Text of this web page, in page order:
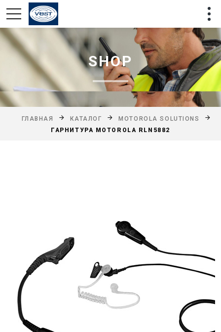
SHOP
ГЛАВНАЯ КАТАЛОГ
MOTOROLA SOLUTIONS
ГАРНИТУРА MOTOROLA RLN5882